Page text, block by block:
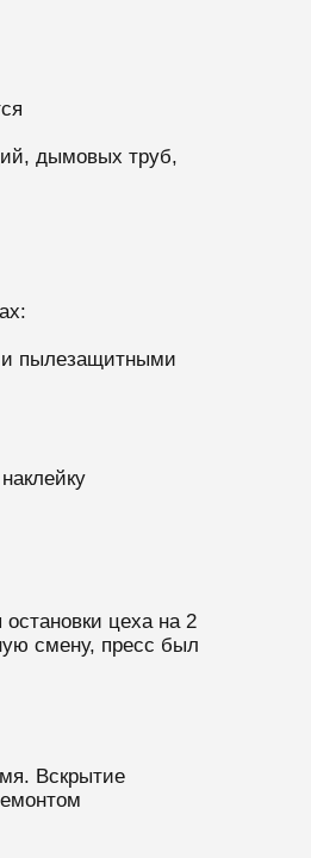
дымовых труб,
и пылезащитными
цеха на 2
смену, пресс был
Вскрытие